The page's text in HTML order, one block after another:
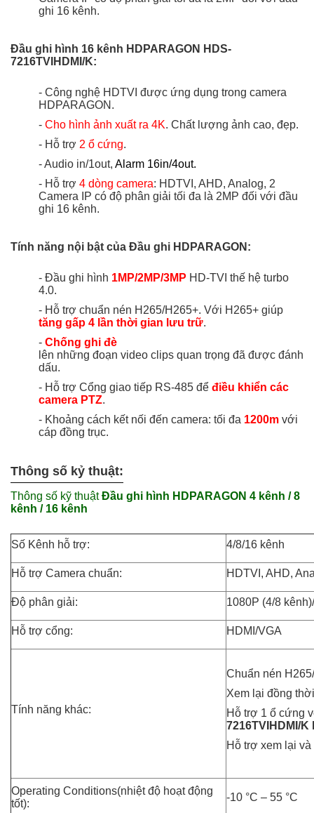
ghi 16 kênh.
Đầu ghi hình 16 kênh HDPARAGON HDS-
7216TVIHDMI/K:
- Công nghệ HDTVI được ứng dụng trong camera
HDPARAGON.
- Cho hình ảnh xuất ra 4K. Chất lượng ảnh cao, đẹp.
- Hỗ trợ 2 ổ cứng.
- Audio in/1out, Alarm 16in/4out.
- Hỗ trợ 4 dòng camera: HDTVI, AHD, Analog, 2
Camera IP có độ phân giải tối đa là 2MP đối với đầu
ghi 16 kênh.
Tính năng nội bật của Đầu ghi HDPARAGON:
- Đầu ghi hình 1MP/2MP/3MP HD-TVI thế hệ turbo
4.0.
- Hỗ trợ chuẩn nén H265/H265+. Với H265+ giúp
tăng gấp 4 lần thời gian lưu trữ.
- Chống ghi đè
lên những đoạn video clips quan trọng đã được đánh
dấu.
- Hỗ trợ Cổng giao tiếp RS-485 để điều khiển các
camera PTZ.
- Khoảng cách kết nối đến camera: tối đa 1200m với
cáp đồng trục.
Thông số kỷ thuật:
Thông số kỹ thuậtĐầu ghi hình HDPARAGON 4 kênh / 8
kênh / 16 kênh
Số Kênh hỗ trợ: 4/8/16 kênh
Hỗ trợ Camera chuẩn: HDTVI, AHD,
Độ phân giải: 1080P (4/8
Hỗ trợ cổng: HDMI/VGA
Tính năng khác:
Chuẩn nén
Xem lại đồng
Hỗ trợ 1 ổ cứng
7216TVIHDMI/
Hỗ trợ xem lại
Operating Conditions(nhiệt độ hoạt động
tốt):
-10 °C – 55 °C